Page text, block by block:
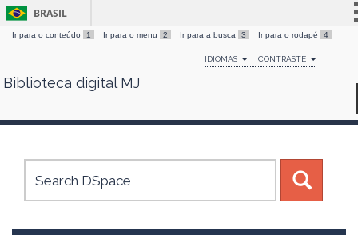
Skip
BRASIL
Simplifique!
Comunica BR
Canais
Ir para o conteúdo 1 Ir para o menu 2 Ir para a busca 3 Ir para o rodapé 4
IDIOMAS CONTRASTE
Biblioteca digital MJ